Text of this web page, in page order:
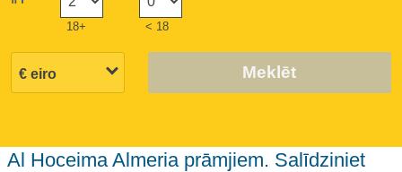
18+ < 18
Meklēt
Al Hoceima Almeria prāmjiem. Salīdziniet